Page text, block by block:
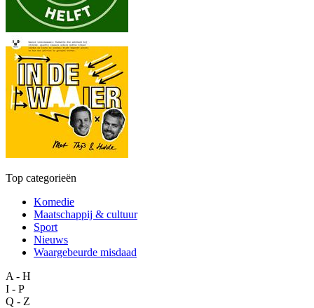
Top categorieën
Komedie
Maatschappij & cultuur
Sport
Nieuws
Waargebeurde misdaad
A - H
I - P
Q - Z